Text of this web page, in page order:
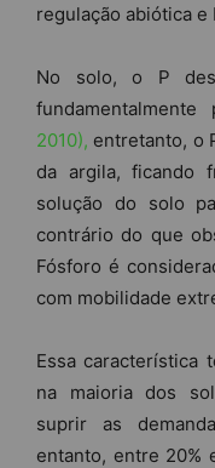
regulação abiótica e
No solo, o P
2010), entretanto, o
da argila, ficando
solução do solo
contrário do que
Fósforo é
com mobilidade
Essa característica
na maioria dos
suprir as
entanto, entre 20%